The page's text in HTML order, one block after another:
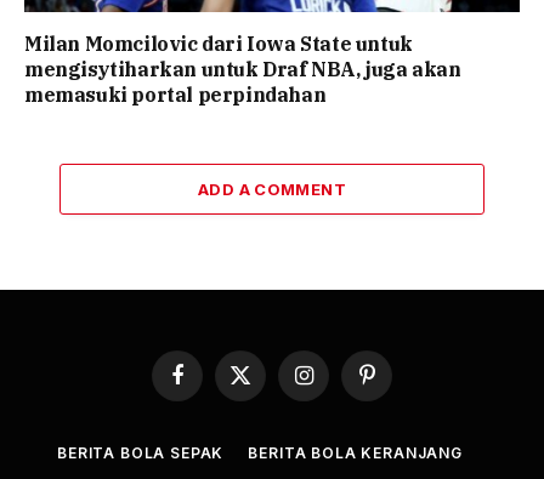
Milan Momcilovic dari Iowa State untuk
mengisytiharkan untuk Draf NBA, juga akan
memasuki portal perpindahan
ADD A COMMENT
Facebook
X
(Twitter)
InstagramPinterest
BERITA BOLA SEPAK
BERITA BOLA KERANJANG